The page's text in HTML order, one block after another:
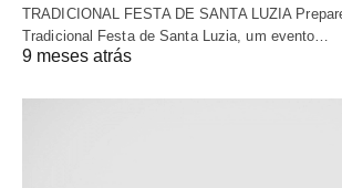
TRADICIONAL FESTA DE SANTA LUZIA
Tradicional Festa de Santa Luzia, um evento…
9 meses atrás